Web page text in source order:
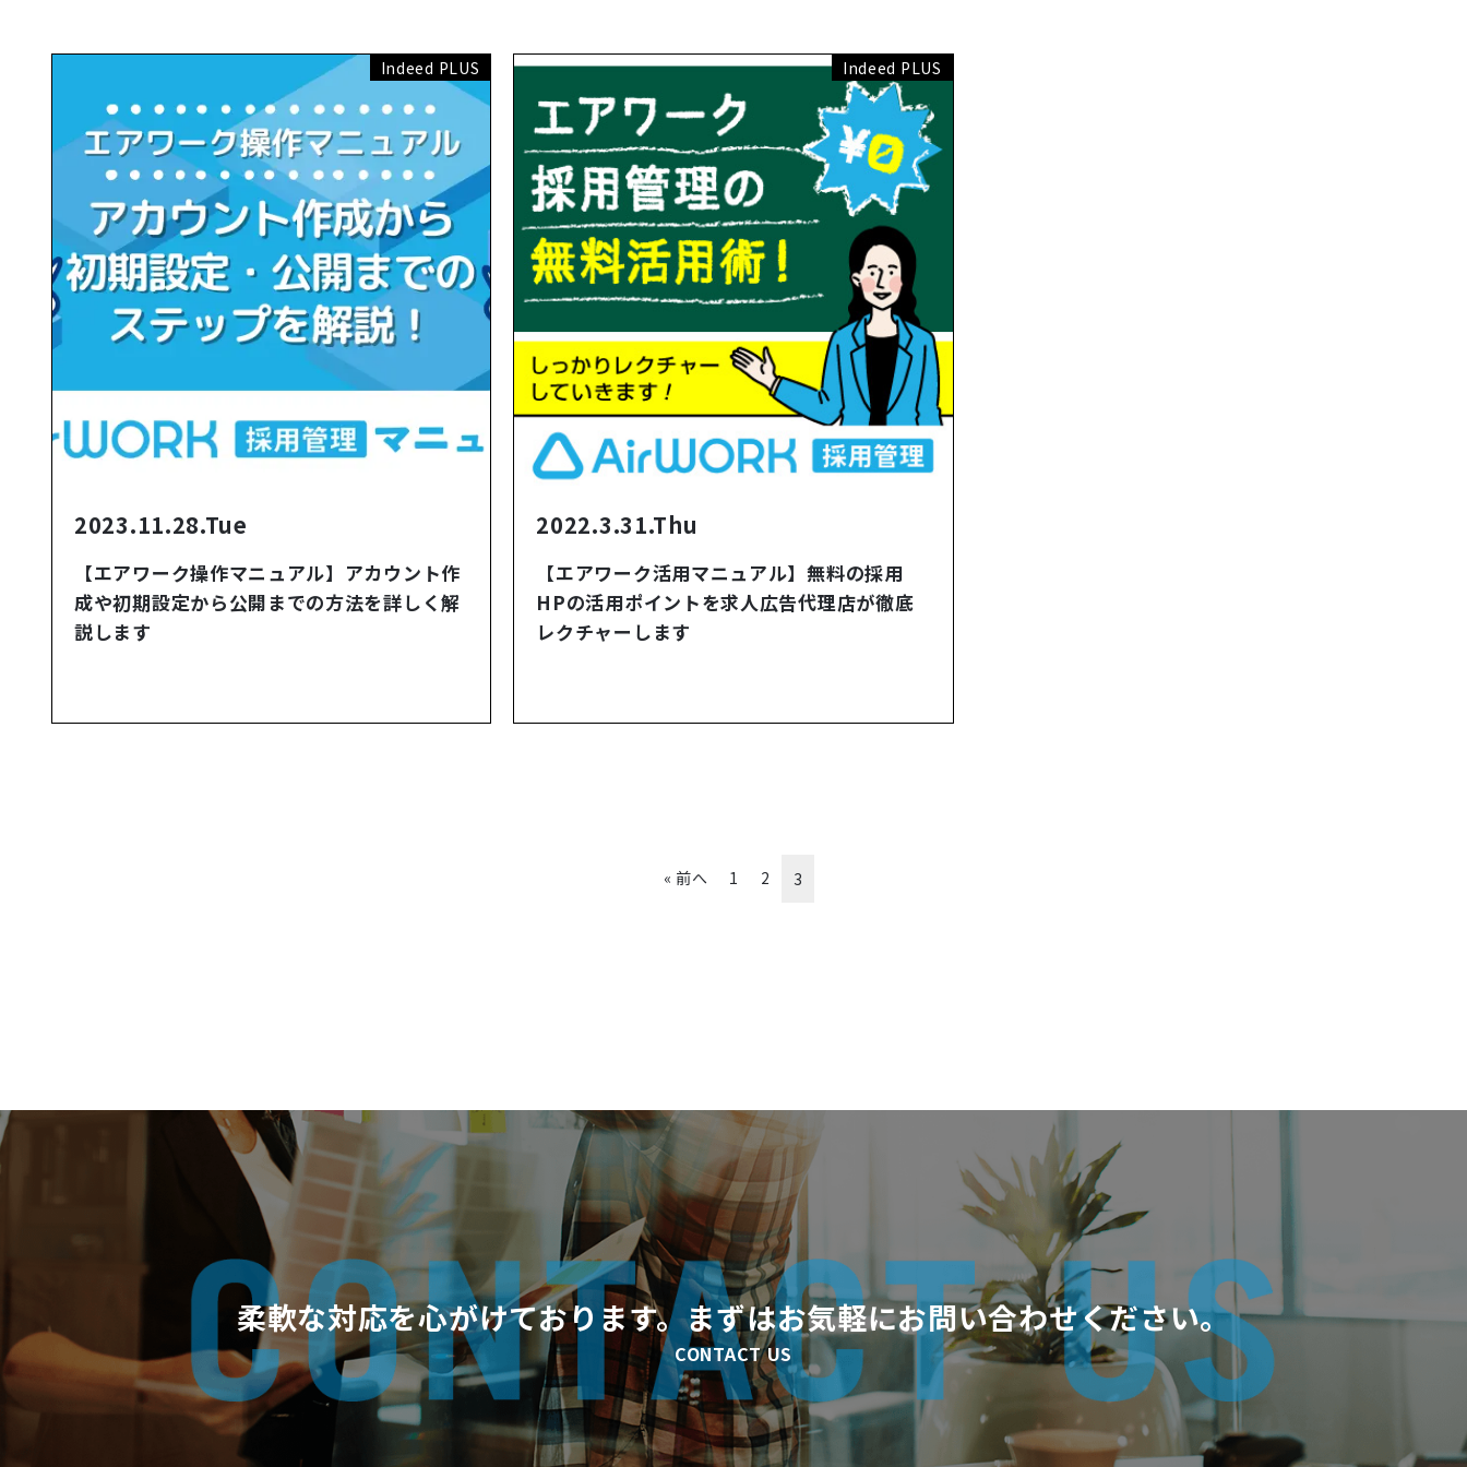
Indeed PLUS
2023.11.28.Tue
【エアワーク操作マニュアル】アカウント作
成や初期設定から公開までの方法を詳しく解
説します
Indeed PLUS
2022.3.31.Thu
【エアワーク活用マニュアル】無料の採用
HPの活用ポイントを求人広告代理店が徹底
レクチャーします
« 前へ 1 2 3
柔軟な対応を心がけております。まずはお気軽にお問い合わせください。
CONTACT US